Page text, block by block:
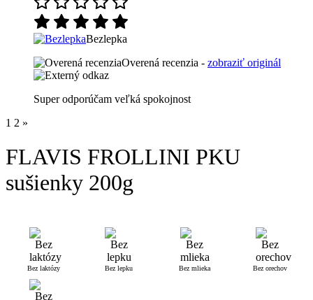
Bezlepka
Overená recenzia - zobraziť originál
Super odporúčam veľká spokojnost
1 2 »
FLAVIS FROLLINI PKU
sušienky 200g
Bez laktózy Bez lepku Bez mlieka Bez orechov